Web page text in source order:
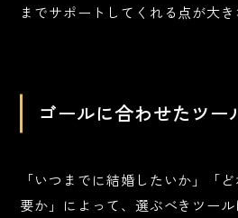
までサポートしてくれる点が大き
ゴールに合わせたツー
「いつまでに結婚したいか」「
要か」によって、選ぶべきツール